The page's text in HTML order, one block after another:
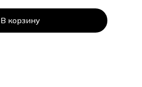
В корзину